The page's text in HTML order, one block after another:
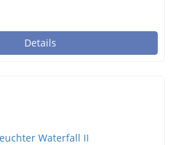
Details